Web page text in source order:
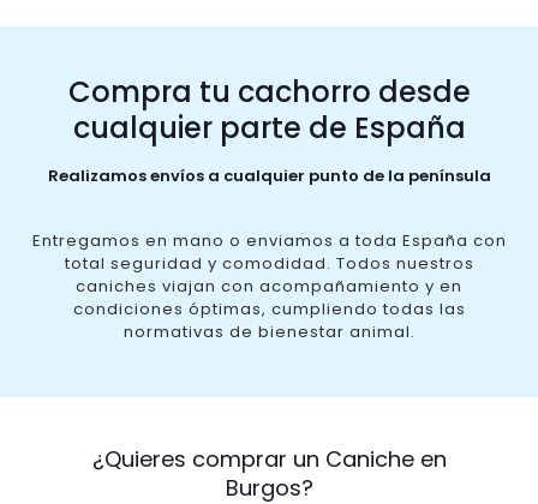
Compra tu cachorro desde
cualquier parte de España
Realizamos envíos a cualquier punto de la península
Entregamos en mano o enviamos a toda España con
total seguridad y comodidad. Todos nuestros
caniches viajan con acompañamiento y en
condiciones óptimas, cumpliendo todas las
normativas de bienestar animal.
¿Quieres comprar un Caniche en
Burgos?